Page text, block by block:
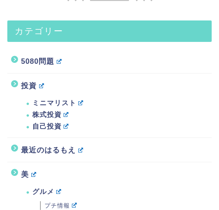
カテゴリー
5080問題
投資
ミニマリスト
株式投資
自己投資
最近のはるもえ
美
グルメ
プチ情報